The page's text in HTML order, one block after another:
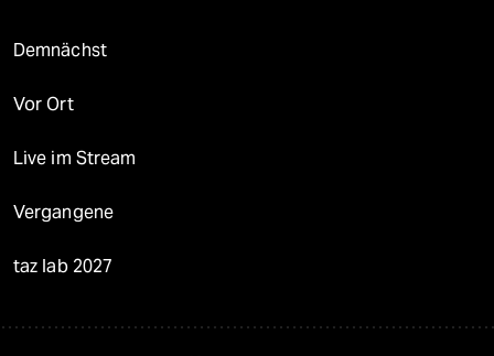
Demnächst
Vor Ort
Live im Stream
Vergangene
taz lab 2027